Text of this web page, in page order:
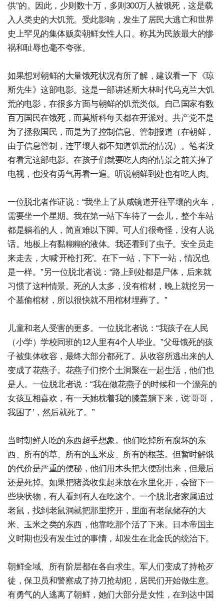
供”的。因此，少则数十万，多则300万人被饿死，这是载
入人类史的大饥荒。受此影响，发生了居民大逃亡和世界
史上罕见的集体贩卖朝鲜女性人口。称其为民族最大的惨
祸和耻辱也毫不夸张。
如果想对朝鲜的大量饿死状况有所了解，建议看一下《琼
斯先生》这部电影。这是一部讲述斯大林时代乌克兰大饥
荒的电影，在很多方面与朝鲜的饥荒类似。自己国家有数
百万国民在饿死，而莫斯科每天都在开派对。共产党不是
为了拯救国民，而是为了控制信息、管制报道（在朝鲜，
由于信息管制，连平壤人都不知道饥荒的情况）。笔者没
有看完这部电影。在孩子们就要吃人肉的情景之前关掉了
电视，也没有勇气再看一遍。听说朝鲜到处也有吃人肉。
一位脱北者作证说：“我坐上了从咸镜道开往平壤的火车，
需要坐一个星期。我在第一站下车待了一会儿，整个车站
都是躺着的人，简直难以下脚。可人们很奇怪，没有人说
话。地板上有黏糊糊的液体。我还看到了虫子。安全员走
来走去，大喊‘开枪打死’。在下一站，下下一站，情况也
是一样。”另一位脱北者说：“路上到处都是尸体，后来就
习惯了这种情景。死的人太多，没有棺材，晚上就挖另一
个墓偷棺材，所以很快就不用棺材埋葬了。”
儿童和老人受害的更多。一位脱北者说：“我孩子在人民
（小学）学校同班的12人里有4个人毕业。”父母饿死的孩
子被集体收容，最终大部分都死了。从收容所逃出来的人
变成了花燕子。花燕子们挖个土洞聚在一起生活，他们也
是人。一位脱北者说：“我在做花燕子的时候和一个漂亮的
女孩互相喜欢，有一天她枕着我的膝盖躺下来，说‘哥哥，
我困了’，然后就死了。”
当时朝鲜人吃的东西超乎想象。他们吃掉所有腐坏的东
西、所有的草、所有的玉米皮、所有的根茎。但暂时解饿
的代价是严重的便秘，他们用木头把大便刮出来，但最后
还是死掉。如果把猪粪收集起来放在水里化开，会留下一
些块状物，有人看到有人在吃这个。一个脱北者家属追过
老鼠，找到老鼠洞就把那里挖开，里面有老鼠储存的大
米、玉米之类的东西，他靠吃那个活了下来。日本帝国主
义时期也没有发生过的事情，却发生在北金氏的统治下。
朝鲜全域、所有阶层都在各自求生。军人们变成了持枪歹
徒，保卫员和警察成了持刀抢劫犯，居民们开始做生意。
有勇气的人逃离了朝鲜，她们大部分是女性，在到达中国